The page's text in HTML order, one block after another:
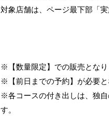
対象店舗は、ページ最下部「
※【数量限定】での販売となり
※【前日までの予約】が必要と
※各コースの付き出しは、独
す。